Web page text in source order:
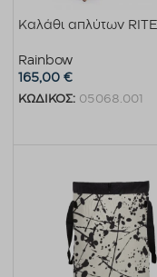
Καλάθι απλύτων RITE
Rainbow
165,00 €
ΚΩΔΙΚΟΣ: 05068.001